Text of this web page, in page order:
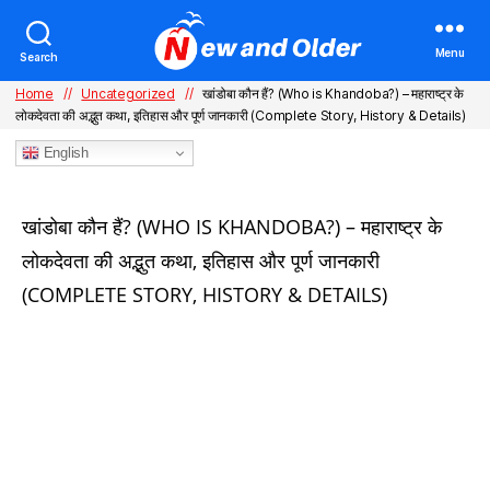
Search Menu
Home // Uncategorized // खांडोबा कौन हैं? (Who is Khandoba?) – महाराष्ट्र के
लोकदेवता की अद्भुत कथा, इतिहास और पूर्ण जानकारी (Complete Story, History & Details)
English
Categories
खांडोबा कौन हैं? (WHO IS KHANDOBA?) – महाराष्ट्र के
लोकदेवता की अद्भुत कथा, इतिहास और पूर्ण जानकारी
(COMPLETE STORY, HISTORY & DETAILS)